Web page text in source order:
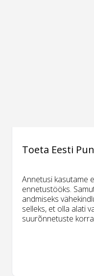
Toeta Eesti
Annetusi kasutame
ennetustööks.
andmiseks
selleks, et olla alati
suurõnnetuste